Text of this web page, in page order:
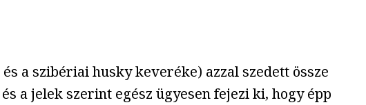
a szibériai husky keveréke) azzal szedett össze
a jelek szerint egész ügyesen fejezi ki, hogy épp